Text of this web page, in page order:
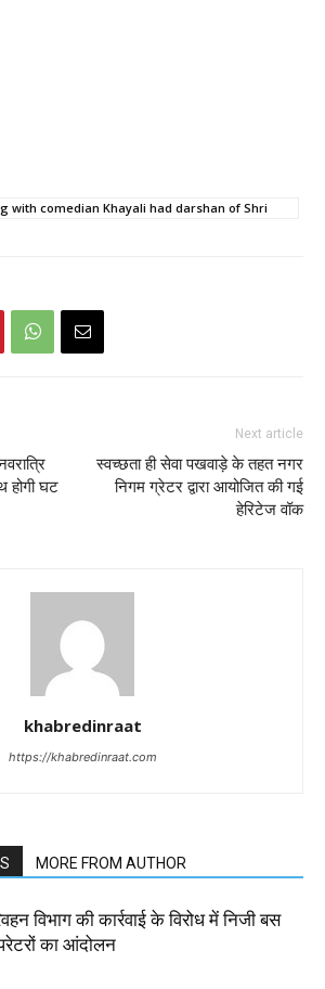
with comedian Khayali had darshan of Shri
होगी घट
Next article
स्वच्छता ही सेवा पखवाड़े के तहत नगर
निगम ग्रेटर द्वारा आयोजित की गई
हेरिटेज वॉक
khabredinraat
https://khabredinraat.com
MORE FROM AUTHOR
विभाग की कार्रवाई के विरोध में निजी बस
का आंदोलन